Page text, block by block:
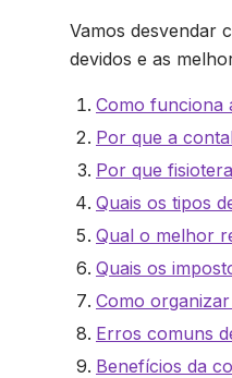
Vamos desvendar
devidos e as
Como funciona
Por que a
Por que
Quais os tipos
Qual o melhor
Quais os
Como
Erros comuns
Benefícios da